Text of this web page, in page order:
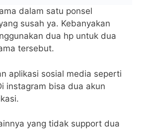
dalam satu ponsel
susah ya. Kebanyakan
dua hp untuk dua
tersebut.
aplikasi sosial media seperti
instagram bisa dua akun
yang tidak support dua